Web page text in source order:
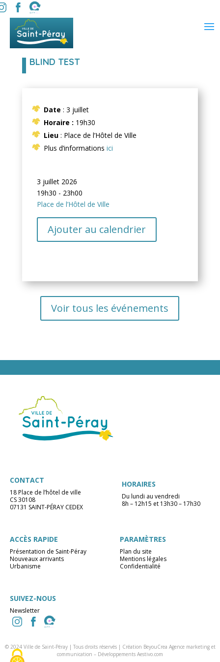
BLIND TEST
Date : 3 juillet
Horaire : 19h30
Lieu : Place de l’Hôtel de Ville
Plus d’informations ici
3 juillet 2026
19h30 - 23h00
Place de l’Hôtel de Ville
Ajouter au calendrier
Voir tous les événements
CONTACT
18 Place de l’hôtel de ville
CS 30108
07131 SAINT-PÉRAY CEDEX
HORAIRES
Du lundi au vendredi
8h – 12h15 et 13h30 – 17h30
ACCÈS RAPIDE
Présentation de Saint-Péray
Nouveaux arrivants
Urbanisme
PARAMÈTRES
Plan du site
Mentions légales
Confidentialité
SUIVEZ-NOUS
Newsletter
© 2024 Ville de Saint-Péray | Tous droits réservés | Création BeyouCrea Agence marketing et
communication – Développements Aestivo.com